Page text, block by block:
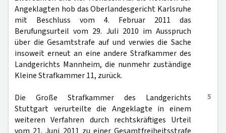
Angeklagten hob das Oberlandesgericht Karlsruhe
mit Beschluss vom 4. Februar 2011 das
Berufungsurteil vom 29. Juli 2010 im Ausspruch
über die Gesamtstrafe auf und verwies die Sache
insoweit erneut an eine andere Strafkammer des
Landgerichts Mannheim, die nunmehr zuständige
Kleine Strafkammer 11, zurück.
5
Die Große Strafkammer des Landgerichts
Stuttgart verurteilte die Angeklagte in einem
weiteren Verfahren durch rechtskräftiges Urteil